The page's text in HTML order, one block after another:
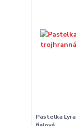
Pastelka Lyra